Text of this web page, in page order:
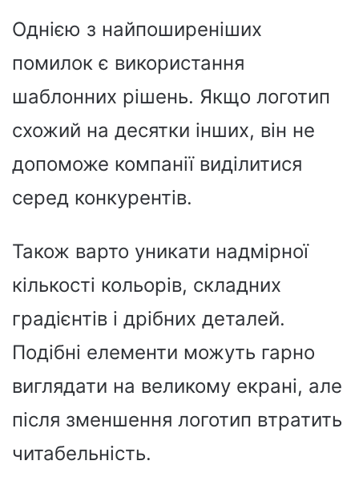
Однією з найпоширеніших
помилок є використання
шаблонних рішень. Якщо логотип
схожий на десятки інших, він не
допоможе компанії виділитися
серед конкурентів.
Також варто уникати надмірної
кількості кольорів, складних
градієнтів і дрібних деталей.
Подібні елементи можуть гарно
виглядати на великому екрані, але
після зменшення логотип втратить
читабельність.